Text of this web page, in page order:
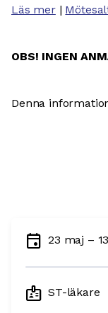
Läs mer|
OBS! INGEN
Denna
event 23 maj –
badge ST-läkare